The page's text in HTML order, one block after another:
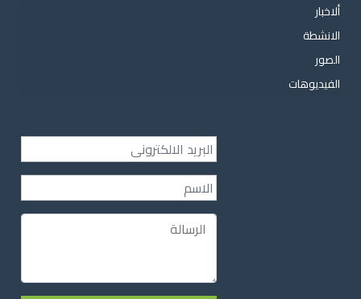
ألاخبار
الانشطة
الصور
الفيديوهات